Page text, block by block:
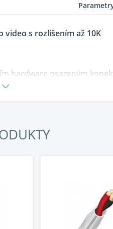
video s rozlišením až 10K
hardware osazeným
než umožňují stávající